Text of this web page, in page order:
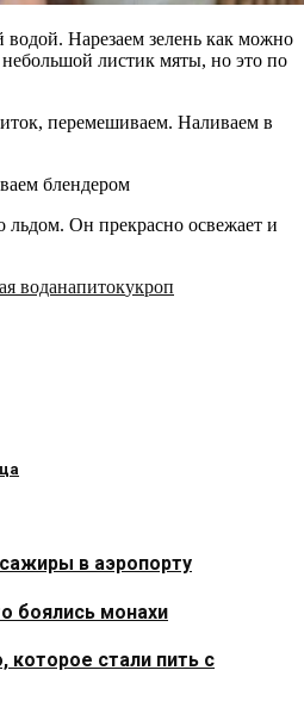
Нарезаем зелень как можно
листик мяты, но это по
перемешиваем. Наливаем в
Он прекрасно освежает и
воданапитокукроп
в аэропорту
боялись монахи
которое стали пить с